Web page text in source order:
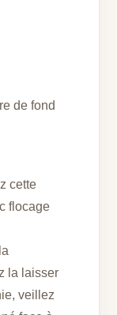
de fond
cette
flocage
la laisser
veillez